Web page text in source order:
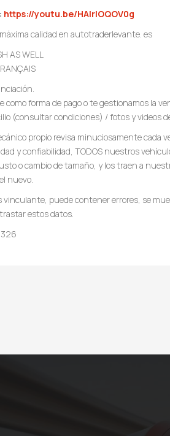
https://youtu.be/HAIrIOQOV0g
calidad en autotraderlevante. es
AS WELL
como forma de pago o te gestionamos la
(consultar condiciones) / fotos y videos
propio revisa minuciosamente cada
y confiabilidad, TODOS nuestros
o cambio de tamaño, y los traen a
nuevo.
vinculante, puede contener errores, se
estos datos.